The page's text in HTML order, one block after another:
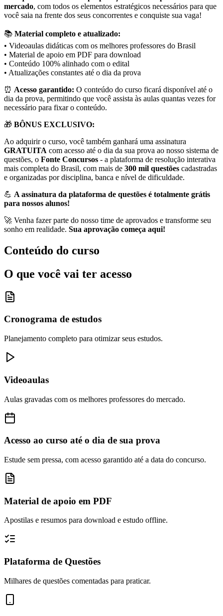
mercado, com todos os elementos estratégicos necessários para que
você saia na frente dos seus concorrentes e conquiste sua vaga!
📚 Material completo e atualizado:
• Videoaulas didáticas com os melhores professores do Brasil
• Material de apoio em PDF para download
• Conteúdo 100% alinhado com o edital
• Atualizações constantes até o dia da prova
⏰ Acesso garantido: O conteúdo do curso ficará disponível até o
dia da prova, permitindo que você assista às aulas quantas vezes for
necessário para fixar o conteúdo.
🎁 BÔNUS EXCLUSIVO:
Ao adquirir o curso, você também ganhará uma assinatura
GRATUITA com acesso até o dia da sua prova ao nosso sistema de
questões, o Fonte Concursos - a plataforma de resolução interativa
mais completa do Brasil, com mais de 300 mil questões cadastradas
e organizadas por disciplina, banca e nível de dificuldade.
💪 A assinatura da plataforma de questões é totalmente grátis
para nossos alunos!
🚀 Venha fazer parte do nosso time de aprovados e transforme seu
sonho em realidade. Sua aprovação começa aqui!
Conteúdo do curso
O que você vai ter acesso
Cronograma de estudos
Planejamento completo para otimizar seus estudos.
Videoaulas
Aulas gravadas com os melhores professores do mercado.
Acesso ao curso até o dia de sua prova
Estude sem pressa, com acesso garantido até a data do concurso.
Material de apoio em PDF
Apostilas e resumos para download e estudo offline.
Plataforma de Questões
Milhares de questões comentadas para praticar.